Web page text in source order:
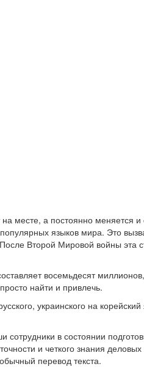
месте, а постоянно меняется
языков мира. Это
Второй Мировой войны эта
восемьдесят
найти и привлечь.
украинского на
в состоянии
и четкого знания
перевод текста.